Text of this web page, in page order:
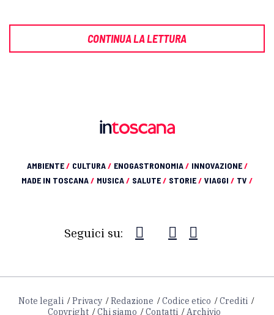
CONTINUA LA LETTURA
AMBIENTE/ CULTURA/ ENOGASTRONOMIA/ INNOVAZIONE/
MADE IN TOSCANA/ MUSICA/ SALUTE/ STORIE/ VIAGGI / TV /
Seguici su:
Note legali Privacy Redazione Codice etico
Crediti
Copyright
Chi siamo Contatti Archivio